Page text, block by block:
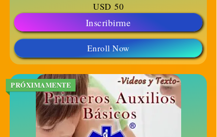
USD 50
Inscribirme
Enroll Now
PRÓXIMAMENTE